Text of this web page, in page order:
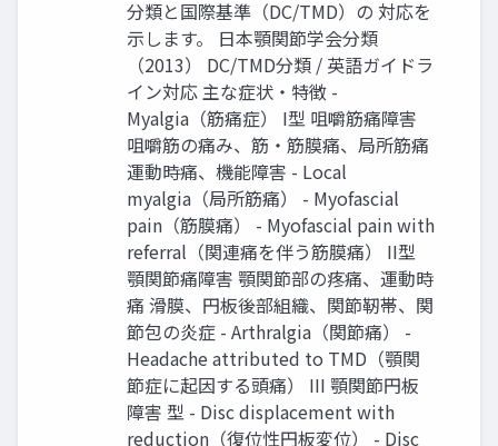
分類と国際基準（DC/TMD）の 対応を
⽰します。 ⽇本顎関節学会分類
（2013） DC/TMD分類 / 英語ガイドラ
イン対応 主な症状‧特徴 -
Myalgia（筋痛症） I型 咀嚼筋痛障害
咀嚼筋の痛み、筋‧筋膜痛、局所筋痛
運動時痛、機能障害 - Local
myalgia（局所筋痛） - Myofascial
pain（筋膜痛） - Myofascial pain with
referral（関連痛を伴う筋膜痛） II型
顎関節痛障害 顎関節部の疼痛、運動時
痛 滑膜、円板後部組織、関節靭帯、関
節包の炎症 - Arthralgia（関節痛） -
Headache attributed to TMD（顎関
節症に起因する頭痛） III 顎関節円板
障害 型 - Disc displacement with
reduction（復位性円板変位） - Disc